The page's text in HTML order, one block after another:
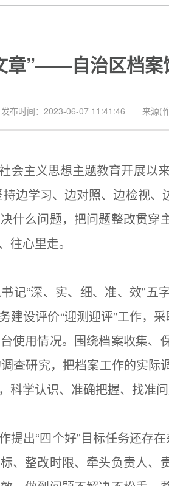
章”——自治区档案
发布时间：2023-06-07 11:41:46 来源(
主义思想主题教育开展以
边学习、边对照、边检视
什么问题，把问题整改贯
心里走。
“深、实、细、准、效”五
设评价“迎测迎评”工作，
使用情况。围绕档案收集
查研究，把档案工作的实
学认识、准确把握、找准问
出“四个好”目标任务还存在
、整改时限、牵头负责人